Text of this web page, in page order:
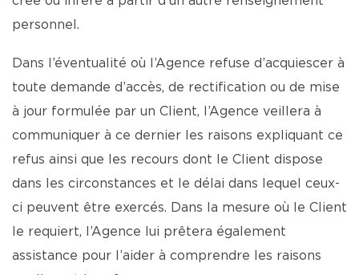
personnel.
Dans l’éventualité où l’Agence refuse d’acquiescer à
toute demande d’accès, de rectification ou de mise
à jour formulée par un Client, l’Agence veillera à
communiquer à ce dernier les raisons expliquant ce
refus ainsi que les recours dont le Client dispose
dans les circonstances et le délai dans lequel ceux-
ci peuvent être exercés. Dans la mesure où le Client
le requiert, l’Agence lui prêtera également
assistance pour l’aider à comprendre les raisons